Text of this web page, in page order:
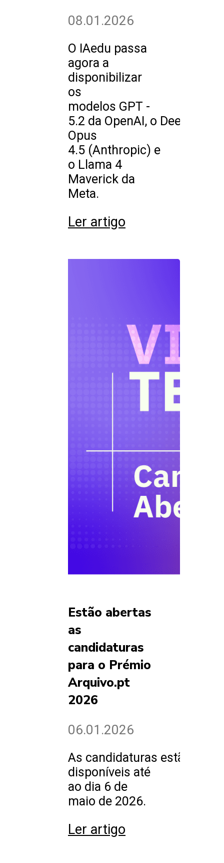
08.01.2026
O IAedu passa
agora a
disponibilizar
os
modelos GPT -
5.2 da OpenAI, o DeepSeek
Opus
4.5 (Anthropic) e
o Llama 4
Maverick da
Meta.
Ler artigo
Estão abertas
as
candidaturas
para o Prémio
Arquivo.pt
2026
06.01.2026
As candidaturas estão
disponíveis até
ao dia 6 de
maio de 2026.
Ler artigo